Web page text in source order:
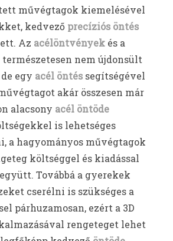
művégtagok kiemelésével
kedvező precíziós öntés
Az acélöntvényekés a
nem újdonsült
egy acél öntés segítségével
akár összesen már
alacsony acél öntöde
is lehetséges
a hagyományos művégtagok
költséggel és kiadással
Továbbá a gyerekek
cserélni is szükséges a
párhuzamosan, ezért a 3D
rengeteget lehet